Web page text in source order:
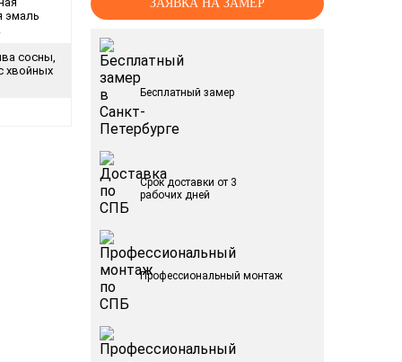
эмаль
сосны,
хвойных
ЗАЯВКА НА ЗАМЕР
Бесплатный замер
Срок доставки от 3
рабочих дней
Профессиональный монтаж